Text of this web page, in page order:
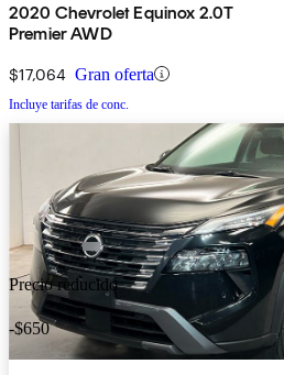
2020 Chevrolet Equinox 2.0T
Premier AWD
$17,064 Gran oferta
Incluye tarifas de conc.
Precio reducido
-$650